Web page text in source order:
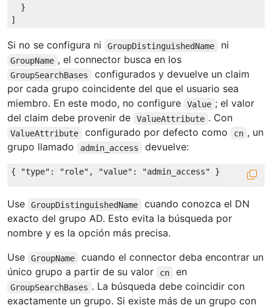
  }
Si no se configura ni GroupDistinguishedName ni
GroupName , el connector busca en los
GroupSearchBases
configurados y devuelve un claim
por cada grupo coincidente del que el usuario sea
miembro. En este modo, no configure
Value ; el valor
del claim debe provenir de
ValueAttribute . Con
ValueAttribute configurado por defecto como cn , un
grupo llamado
admin_access devuelve:
{ "type" : "role" , "value" : "admin_access"
Use GroupDistinguishedName
cuando conozca el DN
exacto del grupo AD. Esto evita la búsqueda por
nombre y es la opción más precisa.
Use
GroupName
cuando el connector deba encontrar un
único grupo a partir de su valor
cn en
GroupSearchBases . La búsqueda debe coincidir con
exactamente un grupo. Si existe más de un grupo con